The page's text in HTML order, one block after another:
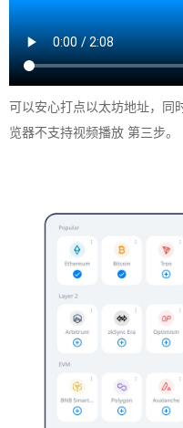
可以安心打点以太坊地址，同
览器不支持视频播放 第三步。